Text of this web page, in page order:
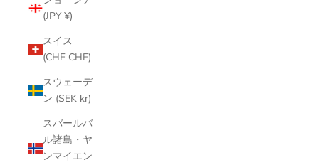
(JPY ¥)
スイス
(CHF CHF)
スウェーデ
ン (SEK kr)
スバールバ
ル諸島・ヤ
ンマイエン